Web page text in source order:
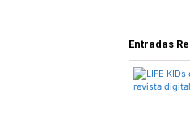
Entradas